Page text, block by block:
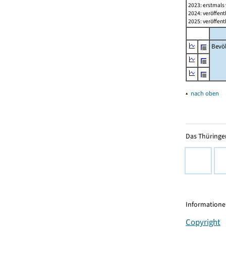
2023:
2024:
2025:
▴ nach oben
Das
Copyright